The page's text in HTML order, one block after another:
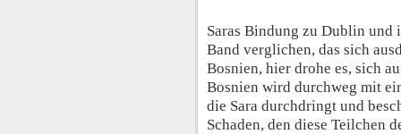
Saras Bindung zu Dublin
Band verglichen, das sich
Bosnien, hier drohe es, sich
Bosnien wird durchweg mit
die Sara durchdringt und
Schaden, den diese Teilchen